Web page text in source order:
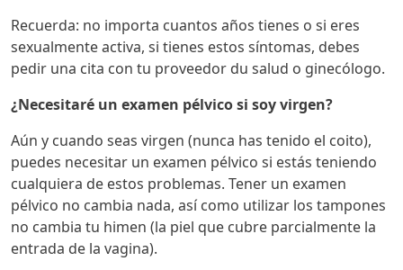
Recuerda: no importa cuantos años tienes o si eres
sexualmente activa, si tienes estos síntomas, debes
pedir una cita con tu proveedor du salud o ginecólogo.
¿Necesitaré un examen pélvico si soy virgen?
Aún y cuando seas virgen (nunca has tenido el coito),
puedes necesitar un examen pélvico si estás teniendo
cualquiera de estos problemas. Tener un examen
pélvico no cambia nada, así como utilizar los tampones
no cambia tu himen (la piel que cubre parcialmente la
entrada de la vagina).